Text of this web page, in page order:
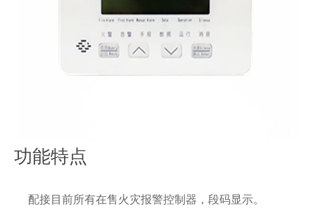
功能特点
配接目前所有在售火灾报警控制器，段码显示。